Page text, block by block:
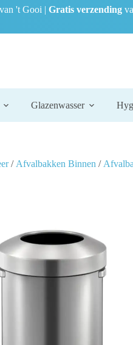
't Gooi | Gratis verzending
Glazenwasser
/ Afvalbakken Binnen /